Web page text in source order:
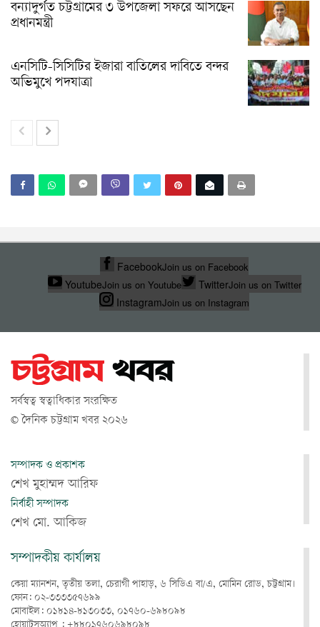
বন্যাদুর্গত চট্টগ্রামের ৩ উপজেলা সফরে আসছেন
প্রধানমন্ত্রী
এনসিটি-সিসিটির ইজারা বাতিলের দাবিতে বন্দর
অভিমুখে পদযাত্রা
FacebookJoin us on Facebook
YoutubeJoin us on Youtube TwitterJoin us on Twitter
InstagramJoin us on Instagram
সর্বস্বত্ব স্বত্বাধিকার সংরক্ষিত
© দৈনিক চট্টগ্রাম খবর ২০২৬
সম্পাদক ও প্রকাশক
শেখ মুহাম্মদ আরিফ
নির্বাহী সম্পাদক
শেখ মো. আকিজ
সম্পাদকীয় কার্যালয়
কেয়া ম্যানশন, তৃতীয় তলা, চেরাগী পাহাড়, ৬ সিডিএ বা/এ, মোমিন রোড, চট্টগ্রাম।
ফোন: ০২-৩৩৩৩৫৭৬৯৯
মোবাইল: ০১৮১৪-৮১৩০৩৩, ০১৭৬০-৬৯৮০৯৮